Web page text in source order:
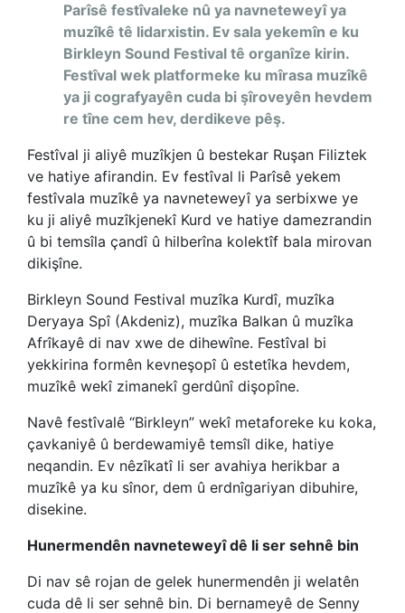
Parîsê festîvaleke nû ya navneteweyî ya
muzîkê tê lidarxistin. Ev sala yekemîn e ku
Birkleyn Sound Festival tê organîze kirin.
Festîval wek platformeke ku mîrasa muzîkê
ya ji cografyayên cuda bi şîroveyên hevdem
re tîne cem hev, derdikeve pêş.
Festîval ji aliyê muzîkjen û bestekar Ruşan Filiztek
ve hatiye afirandin. Ev festîval li Parîsê yekem
festîvala muzîkê ya navneteweyî ya serbixwe ye
ku ji aliyê muzîkjenekî Kurd ve hatiye damezrandin
û bi temsîla çandî û hilberîna kolektîf bala mirovan
dikişîne.
Birkleyn Sound Festival muzîka Kurdî, muzîka
Deryaya Spî (Akdeniz), muzîka Balkan û muzîka
Afrîkayê di nav xwe de dihewîne. Festîval bi
yekkirina formên kevneşopî û estetîka hevdem,
muzîkê wekî zimanekî gerdûnî dişopîne.
Navê festîvalê “Birkleyn” wekî metaforeke ku koka,
çavkaniyê û berdewamiyê temsîl dike, hatiye
neqandin. Ev nêzîkatî li ser avahiya herikbar a
muzîkê ya ku sînor, dem û erdnîgariyan dibuhire,
disekine.
Hunermendên navneteweyî dê li ser sehnê bin
Di nav sê rojan de gelek hunermendên ji welatên
cuda dê li ser sehnê bin. Di bernameyê de Senny